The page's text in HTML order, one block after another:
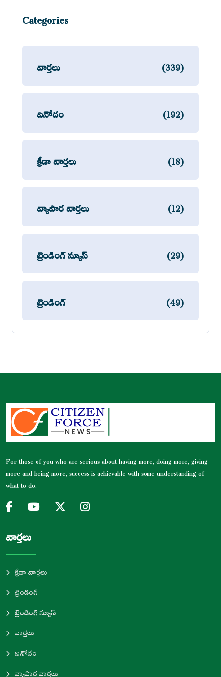
Categories
వార్తలు (339)
వినోదం (192)
క్రీడా వార్తలు (18)
వ్యాపార వార్తలు (12)
ట్రెండింగ్ న్యూస్ (29)
ట్రెండింగ్ (49)
For those of you who are serious about having more, doing more, giving
more and being more, success is achievable with some understanding of
what to do.
వార్తలు
క్రీడా వార్తలు
ట్రెండింగ్
ట్రెండింగ్ న్యూస్
వార్తలు
వినోదం
వ్యాపార వార్తలు